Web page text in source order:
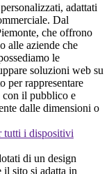
adattati
Dal
che offrono
alle aziende che
le
soluzioni web su
per rappresentare
con il pubblico e
dalle dimensioni o
tutti i dispositivi
di un design
il sito si adatta in